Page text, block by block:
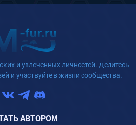
и увлеченных личностей. Делитесь
и участвуйте в жизни сообщества.
АВТОРОМ